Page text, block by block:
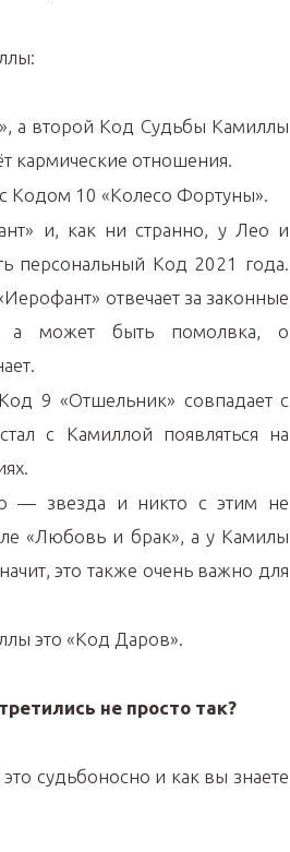
а второй Код Судьбы Камиллы
кармические отношения.
Кодом 10 «Колесо Фортуны».
и, как ни странно, у Лео и
персональный Код 2021 года.
отвечает за законные
а может быть помолвка, о
9 «Отшельник» совпадает с
с Камиллой появляться на
— звезда и никто с этим не
«Любовь и брак», а у Камилы
это также очень важно для
это «Код Даров».
не просто так?
судьбоносно и как вы знаете